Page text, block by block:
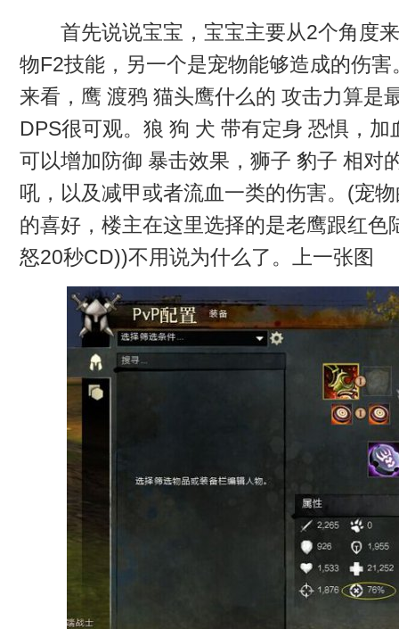
首先说说宝宝，宝宝主要从2个角度来
物F2技能，另一个是宠物能够造成的伤
来看，鹰 渡鸦 猫头鹰什么的 攻击力算是
DPS很可观。狼 狗 犬 带有定身 恐惧，
可以增加防御 暴击效果，狮子 豹子 相对
吼，以及减甲或者流血一类的伤害。(宠
的喜好，楼主在这里选择的是老鹰跟红色
怒20秒CD))不用说为什么了。上一张图